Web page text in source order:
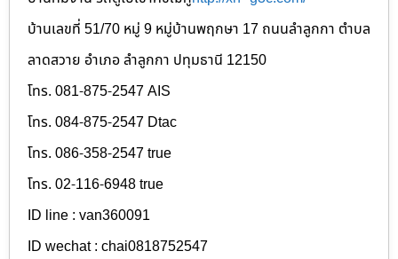
บ้านเลขที่ 51/70 หมู่ 9 หมู่บ้านพฤกษา 17 ถนนลำลูกกา ตำบล
ลาดสวาย อำเภอ ลำลูกกา ปทุมธานี 12150
โทร. 081-875-2547 AIS
โทร. 084-875-2547 Dtac
โทร. 086-358-2547 true
โทร. 02-116-6948 true
ID line : van360091
ID wechat : chai0818752547